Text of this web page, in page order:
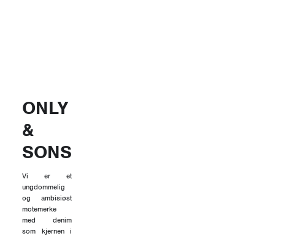
ONLY
&
SONS
Vi er et
ungdommelig
og ambisiøst
motemerke
med denim
som kjernen i